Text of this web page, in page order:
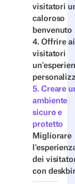
visitatori
caloroso
benvenuto
4. Offrire ai
visitatori
5. Creare
ambiente
sicuro e
protetto
Migliorare
dei
con